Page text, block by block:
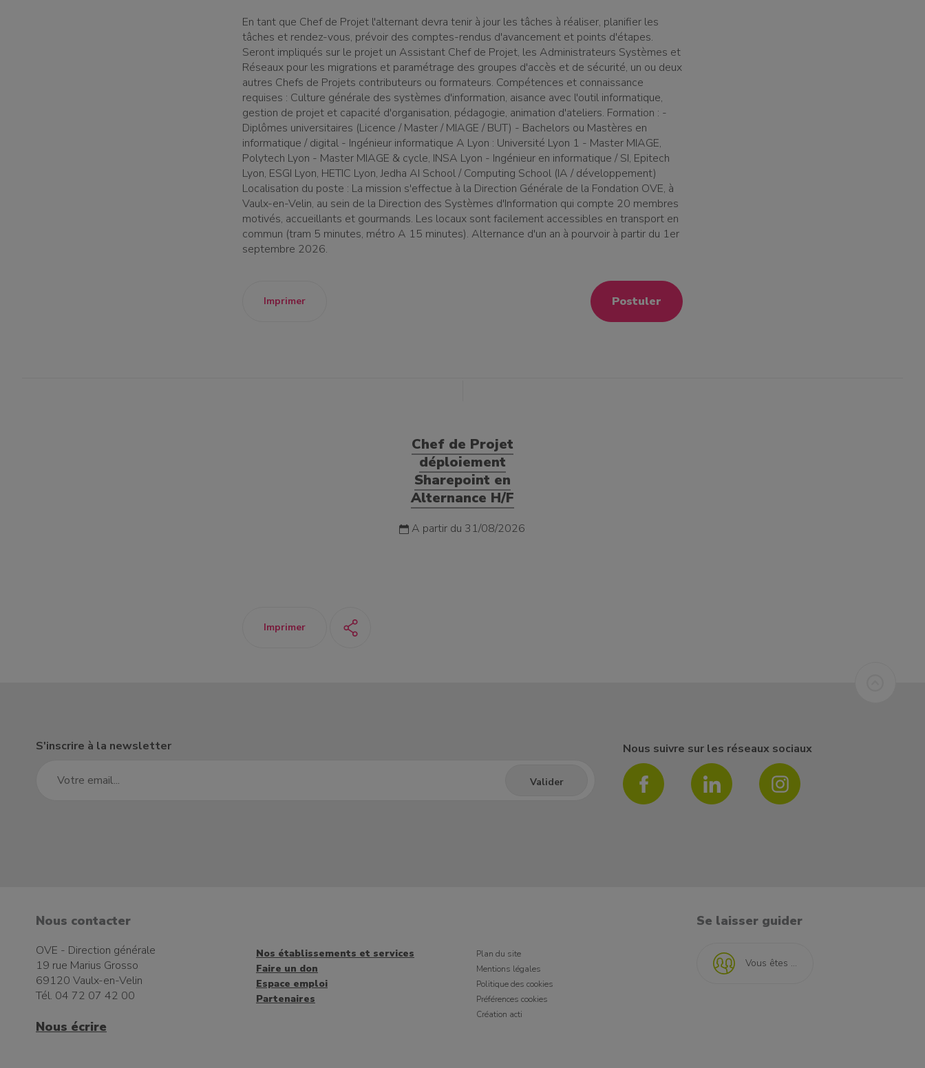
En tant que Chef de Projet l'alternant devra tenir à jour les tâches à réaliser, planifier les
tâches et rendez-vous, prévoir des comptes-rendus d'avancement et points d'étapes.
Seront impliqués sur le projet un Assistant Chef de Projet, les Administrateurs Systèmes et
Réseaux pour les migrations et paramétrage des groupes d'accès et de sécurité, un ou deux
autres Chefs de Projets contributeurs ou formateurs. Compétences et connaissance
requises : Culture générale des systèmes d'information, aisance avec l'outil informatique,
gestion de projet et capacité d'organisation, pédagogie, animation d'ateliers. Formation : -
Diplômes universitaires (Licence / Master / MIAGE / BUT) - Bachelors ou Mastères en
informatique / digital - Ingénieur informatique A Lyon : Université Lyon 1 - Master MIAGE,
Polytech Lyon - Master MIAGE & cycle, INSA Lyon - Ingénieur en informatique / SI, Epitech
Lyon, ESGI Lyon, HETIC Lyon, Jedha AI School / Computing School (IA / développement)
Localisation du poste : La mission s'effectue à la Direction Générale de la Fondation OVE, à
Vaulx-en-Velin, au sein de la Direction des Systèmes d'Information qui compte 20 membres
motivés, accueillants et gourmands. Les locaux sont facilement accessibles en transport en
commun (tram 5 minutes, métro A 15 minutes). Alternance d'un an à pourvoir à partir du 1er
septembre 2026.
Imprimer Postuler
Chef de Projet
déploiement
Sharepoint en
Alternance H/F
A partir du 31/08/2026
Imprimer
S'inscrire à la newsletter Nous suivre sur les réseaux sociaux
Nous contacter
OVE - Direction générale
19 rue Marius Grosso
69120 Vaulx-en-Velin
Tél. 04 72 07 42 00
Nous écrire
Nos établissements et services
Faire un don
Espace emploi
Partenaires
Plan du site
Mentions légales
Politique des cookies
Préférences cookies
Création acti
Se laisser guider
Vous êtes ...